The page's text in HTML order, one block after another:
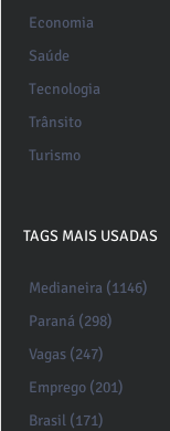
Economia
Saúde
Tecnologia
Trânsito
Turismo
TAGS MAIS USADAS
Medianeira (1146)
Paraná (298)
Vagas (247)
Emprego (201)
Brasil (171)